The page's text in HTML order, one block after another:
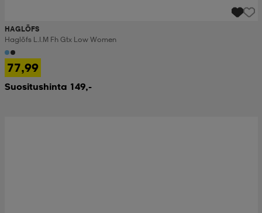
HAGLÖFS
Haglöfs L.i.m Fh Gtx Low Women
77,99
Suositushinta 149,-